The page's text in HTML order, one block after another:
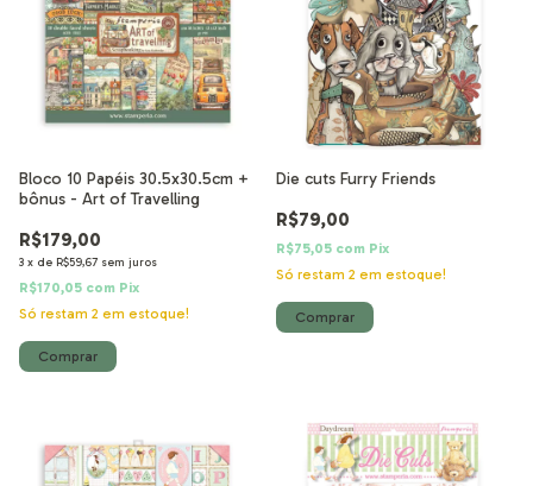
Bloco 10 Papéis 30.5x30.5cm +
bônus - Art of Travelling
R$179,00
3 x de R$59,67 sem juros
R$170,05 com Pix
Só restam 2 em estoque!
Die cuts Furry Friends
R$79,00
R$75,05 com Pix
Só restam 2 em estoque!